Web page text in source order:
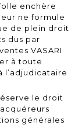
enchère
ne formule
de plein droit
dus par
VASARI
à toute
l’adjudicataire
le droit
générales